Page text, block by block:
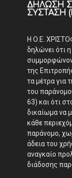
ΔΉΛΩΣΗ
ΣΎΣΤΑΣΗ
Η Ο.Ε.
δηλώνει ότι
της
τα μέτρα για
του
63) και ότι
δικαίωμα να
κάθε
παράνομο,
άδεια του
αναγκαίο
διάδοσης